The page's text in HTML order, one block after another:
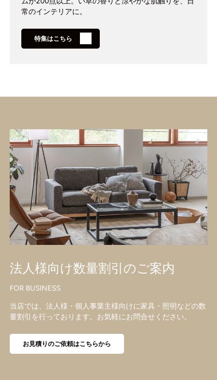
常のインテリアに。
特集はこちら
法人様向け数量割引のご案内
FOR BUSINESS
当店では、法人様・個人事業主様向けに家具・照明などの数
量割引を行っております。お気軽にお問合せください。
お見積りのご依頼はこちらから